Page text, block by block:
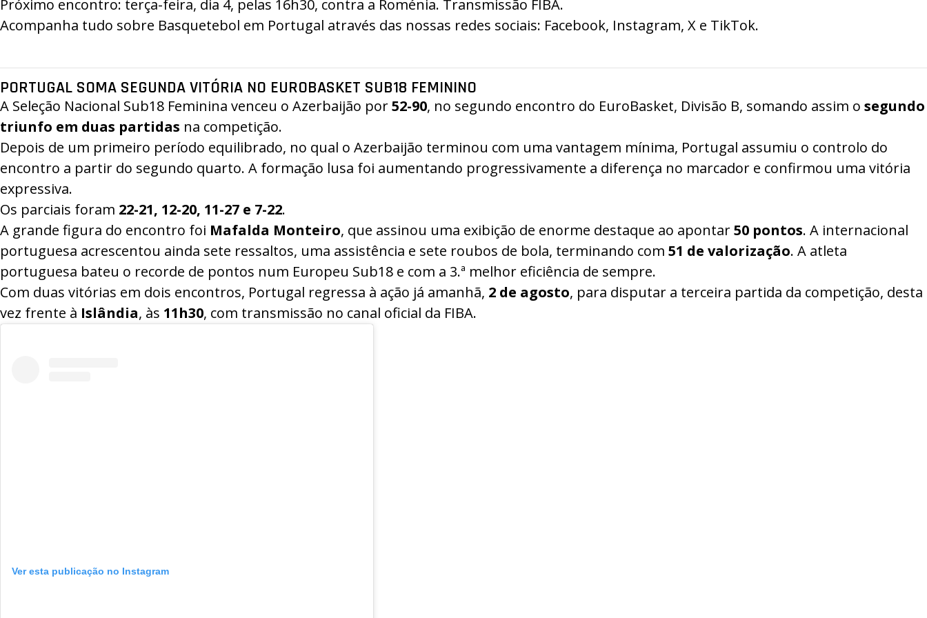
Próximo encontro: terça-feira, dia 4, pelas 16h30, contra a Roménia. Transmissão FIBA.
Acompanha tudo sobre Basquetebol em Portugal através das nossas redes sociais: Facebook, Instagram, X e TikTok.
PORTUGAL SOMA SEGUNDA VITÓRIA NO EUROBASKET SUB18 FEMININO
A Seleção Nacional Sub18 Feminina venceu o Azerbaijão por52-90, no segundo encontro do EuroBasket, Divisão B, somando assim o segundo
triunfo em duas partidas na competição.
Depois de um primeiro período equilibrado, no qual o Azerbaijão terminou com uma vantagem mínima, Portugal assumiu o controlo do
encontro a partir do segundo quarto. A formação lusa foi aumentando progressivamente a diferença no marcador e confirmou uma vitória
expressiva.
Os parciais foram 22-21, 12-20, 11-27 e 7-22.
A grande figura do encontro foi Mafalda Monteiro, que assinou uma exibição de enorme destaque ao apontar50 pontos. A internacional
portuguesa acrescentou ainda sete ressaltos, uma assistência e sete roubos de bola, terminando com 51 de valorização. A atleta
portuguesa bateu o recorde de pontos num Europeu Sub18 e com a 3.ª melhor eficiência de sempre.
Com duas vitórias em dois encontros, Portugal regressa à ação já amanhã, 2 de agosto, para disputar a terceira partida da competição, desta
vez frente à Islândia, às 11h30, com transmissão no canal oficial da FIBA.
Ver esta publicação no Instagram